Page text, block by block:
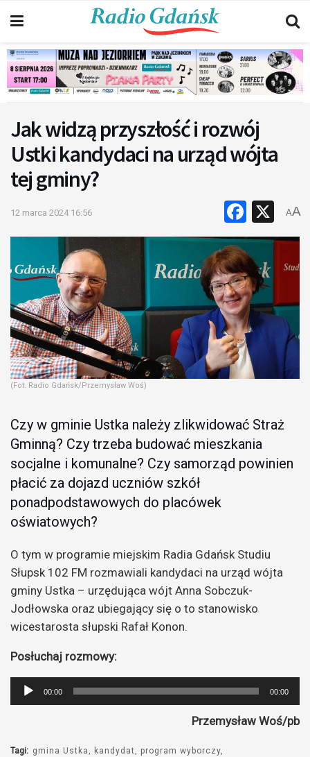
Jak widzą przyszłość i rozwój
Ustki kandydaci na urząd wójta
tej gminy?
12 marca 2024 16:56 X
AA
(Fot. Radio Gdańsk/Przemysław Woś)
Czy w gminie Ustka należy zlikwidować Straż
Gminną? Czy trzeba budować mieszkania
socjalne i komunalne? Czy samorząd powinien
płacić za dojazd uczniów szkół
ponadpodstawowych do placówek
oświatowych?
O tym w programie miejskim Radia Gdańsk Studiu
Słupsk 102 FM rozmawiali kandydaci na urząd wójta
gminy Ustka – urzędująca wójt Anna Sobczuk-
Jodłowska oraz ubiegający się o to stanowisko
wicestarosta słupski Rafał Konon.
Posłuchaj rozmowy:
Odtwarzacz
plików
00:00 00:00
Przemysław Woś/pb
Tagi: gmina Ustka kandydat
program wyborczy